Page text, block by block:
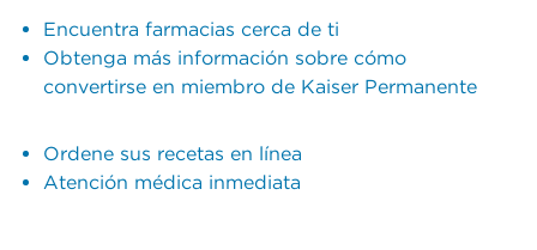
Encuentra farmacias cerca de ti
Obtenga más información sobre cómo
convertirse en miembro de Kaiser Permanente
Ordene sus recetas en línea
Atención médica inmediata